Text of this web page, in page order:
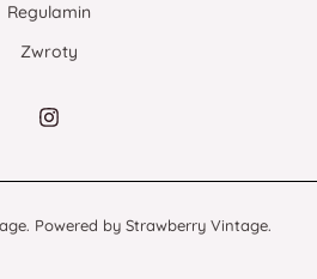
Regulamin
Zwroty
Powered by Strawberry Vintage.